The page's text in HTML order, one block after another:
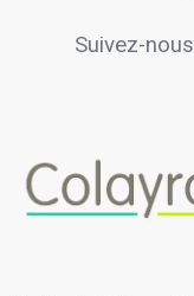
Suivez-